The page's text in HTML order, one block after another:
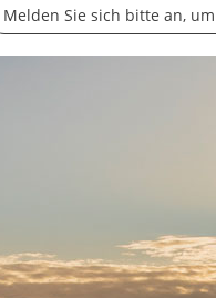
Melden Sie sich bitte an,